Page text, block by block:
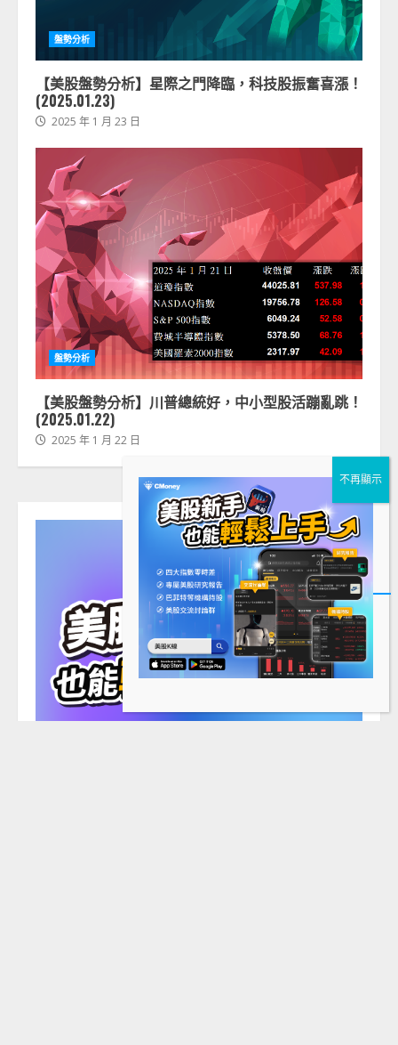
盤勢分析
【美股盤勢分析】星際之門降臨，科技股振奮喜漲！
(2025.01.23)
2025 年 1 月 23 日
盤勢分析
【美股盤勢分析】川普總統好，中小型股活蹦亂跳！
(2025.01.22)
2025 年 1 月 22 日